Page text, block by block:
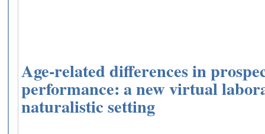
Age-related differences in
performance: a new virtual
naturalistic setting